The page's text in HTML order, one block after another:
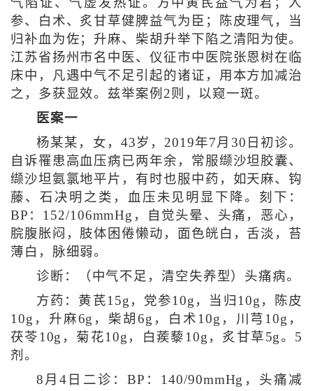
气陷证、气虚发热证。方中黄芪益气为君；人
参、白术、炙甘草健脾益气为臣；陈皮理气，当
归补血为佐；升麻、柴胡升举下陷之清阳为使。
江苏省扬州市名中医、仪征市中医院张恩树在临
床中，凡遇中气不足引起的诸证，用本方加减治
之，多获显效。兹举案例2则，以窥一斑。
医案一
杨某某，女，43岁，2019年7月30日初诊。
自诉罹患高血压病已两年余，常服缬沙坦胶囊、
缬沙坦氨氯地平片，有时也服中药，如天麻、钩
藤、石决明之类，血压未见明显下降。刻下：
BP：152/106mmHg，自觉头晕、头痛，恶心，
脘腹胀闷，肢体困倦懒动，面色㿠白，舌淡，苔
薄白，脉细弱。
诊断：（中气不足，清空失养型）头痛病。
方药：黄芪15g，党参10g，当归10g，陈皮
10g，升麻6g，柴胡6g，白术10g，川芎10g，
茯苓10g，菊花10g，白蒺藜10g，炙甘草5g。5
剂。
8月4日二诊：BP：140/90mmHg，头痛减